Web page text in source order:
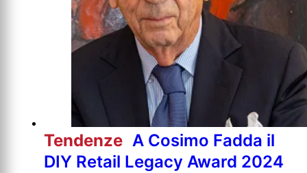
Tendenze A Cosimo Fadda il
DIY Retail Legacy Award 2024